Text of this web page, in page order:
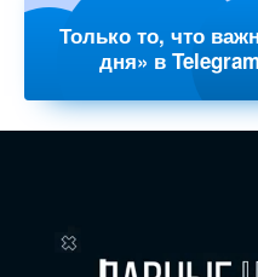
Только то, что
дня» в